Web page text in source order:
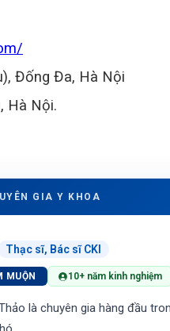
Đống Đa, Hà Nội
Hà Nội.
GIA Y KHOA
Thạc sĩ, Bác sĩ CKI
MUỘN 10+ năm kinh nghiệm
là chuyên gia hàng đầu